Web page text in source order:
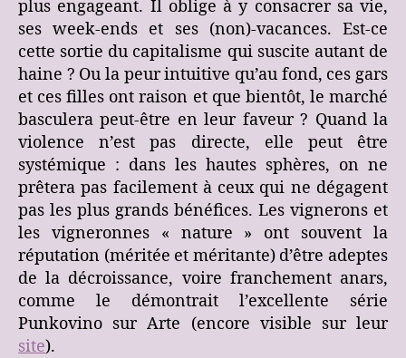
plus engageant. Il oblige à y consacrer sa vie,
ses week-ends et ses (non)-vacances. Est-ce
cette sortie du capitalisme qui suscite autant de
haine ? Ou la peur intuitive qu’au fond, ces gars
et ces filles ont raison et que bientôt, le marché
basculera peut-être en leur faveur ? Quand la
violence n’est pas directe, elle peut être
systémique : dans les hautes sphères, on ne
prêtera pas facilement à ceux qui ne dégagent
pas les plus grands bénéfices. Les vignerons et
les vigneronnes « nature » ont souvent la
réputation (méritée et méritante) d’être adeptes
de la décroissance, voire franchement anars,
comme le démontrait l’excellente série
Punkovino sur Arte (encore visible sur leur
site).